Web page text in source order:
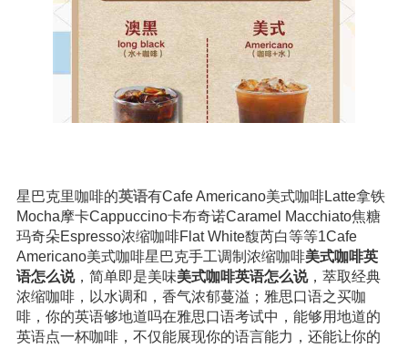
星巴克里咖啡的英语有Cafe Americano美式咖啡Latte拿铁
Mocha摩卡Cappuccino卡布奇诺Caramel Macchiato焦糖
玛奇朵Espresso浓缩咖啡Flat White馥芮白等等1Cafe
Americano美式咖啡星巴克手工调制浓缩咖啡美式咖啡英
语怎么说，简单即是美味美式咖啡英语怎么说，萃取经典
浓缩咖啡，以水调和，香气浓郁蔓溢；雅思口语之买咖
啡，你的英语够地道吗在雅思口语考试中，能够用地道的
英语点一杯咖啡，不仅能展现你的语言能力，还能让你的